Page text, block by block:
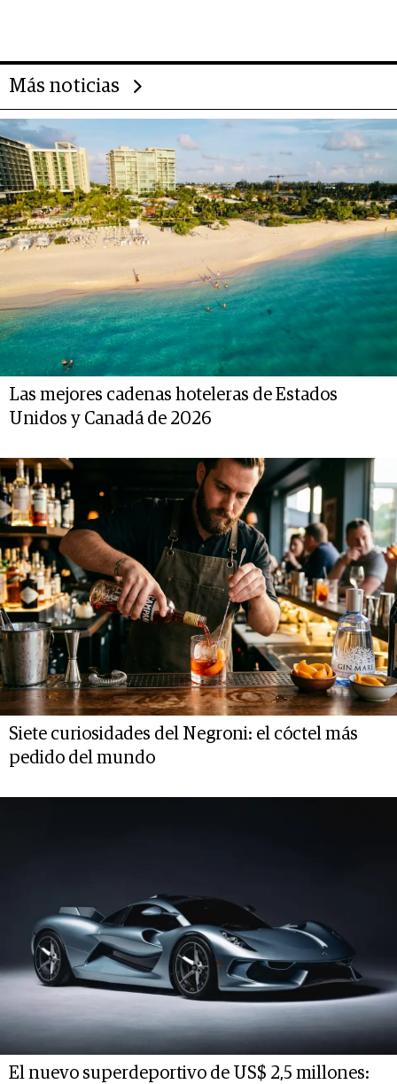
Más noticias
Las mejores cadenas hoteleras de Estados
Unidos y Canadá de 2026
Siete curiosidades del Negroni: el cóctel más
pedido del mundo
El nuevo superdeportivo de US$ 2,5 millones: